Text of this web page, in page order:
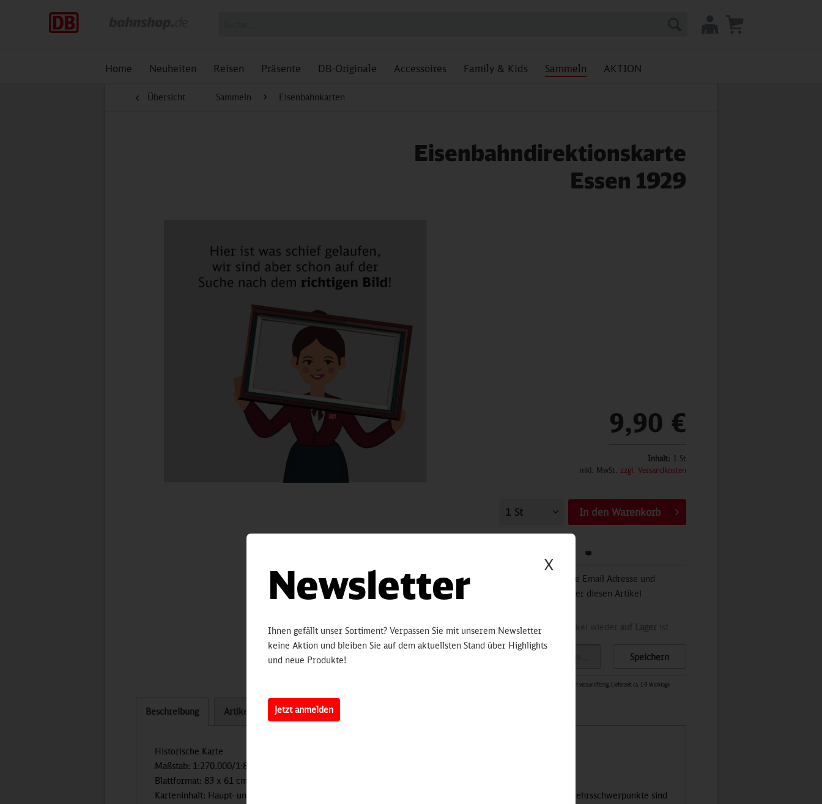
Home Neuheiten Reisen Präsente DB-Originale Accessoires Family & Kids Sammeln AKTION
Übersicht Sammeln Eisenbahnkarten
Eisenbahndirektionskarte
Essen 1929
9,90 €
Inhalt: 1 St
inkl. MwSt. zzgl. Versandkosten
In den Warenkorb
Hinterlegen Sie Ihre Email Adresse und
bleiben Sie stets über diesen Artikel
sobald der Artikel wieder
Speichern
Sofort versandfertig, Lieferzeit ca. 1-3 Werktage
Beschreibung Artikel bewerten
Historische Karte
Maßstab: 1:270.000/1:80.000
Blattformat: 83 x 61 cm
Karteninhalt: Haupt- und Nebenbahnen unter Angabe aller Betriebsstellen mit Stationskilometrierung. Verkehrsschwerpunkte sind
X
Newsletter
Ihnen gefällt unser Sortiment? Verpassen Sie mit unserem Newsletter
keine Aktion und bleiben Sie auf dem aktuellsten Stand über Highlights
und neue Produkte!
Jetzt anmelden